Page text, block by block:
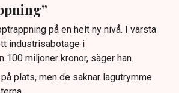
på en helt ny nivå. I värsta
industrisabotage i
100 miljoner kronor, säger han.
plats, men de saknar lagutrymme